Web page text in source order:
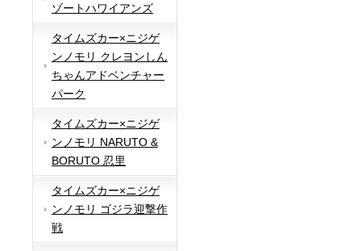
ゾートハワイアンズ
タイムズカー×ニジゲ
ンノモリ クレヨンしん
ちゃんアドベンチャー
パーク
タイムズカー×ニジゲ
ンノモリ NARUTO &
BORUTO 忍里
タイムズカー×ニジゲ
ンノモリ ゴジラ迎撃作
戦